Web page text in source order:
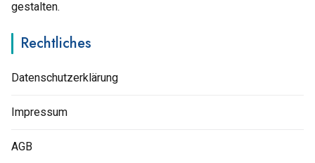
gestalten.
Rechtliches
Datenschutzerklärung
Impressum
AGB